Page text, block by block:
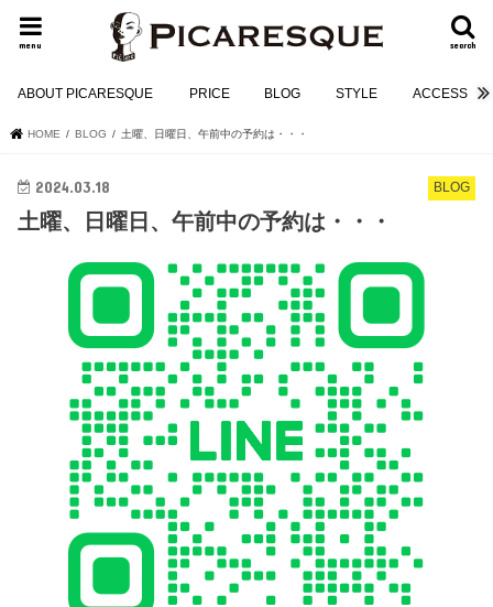
search
menu
ABOUT PICARESQUE PRICE BLOG STYLE ACCESS
HOME BLOG 土曜、日曜日、午前中の予約は・・・
BLOG
2024.03.18
土曜、日曜日、午前中の予約は・・・